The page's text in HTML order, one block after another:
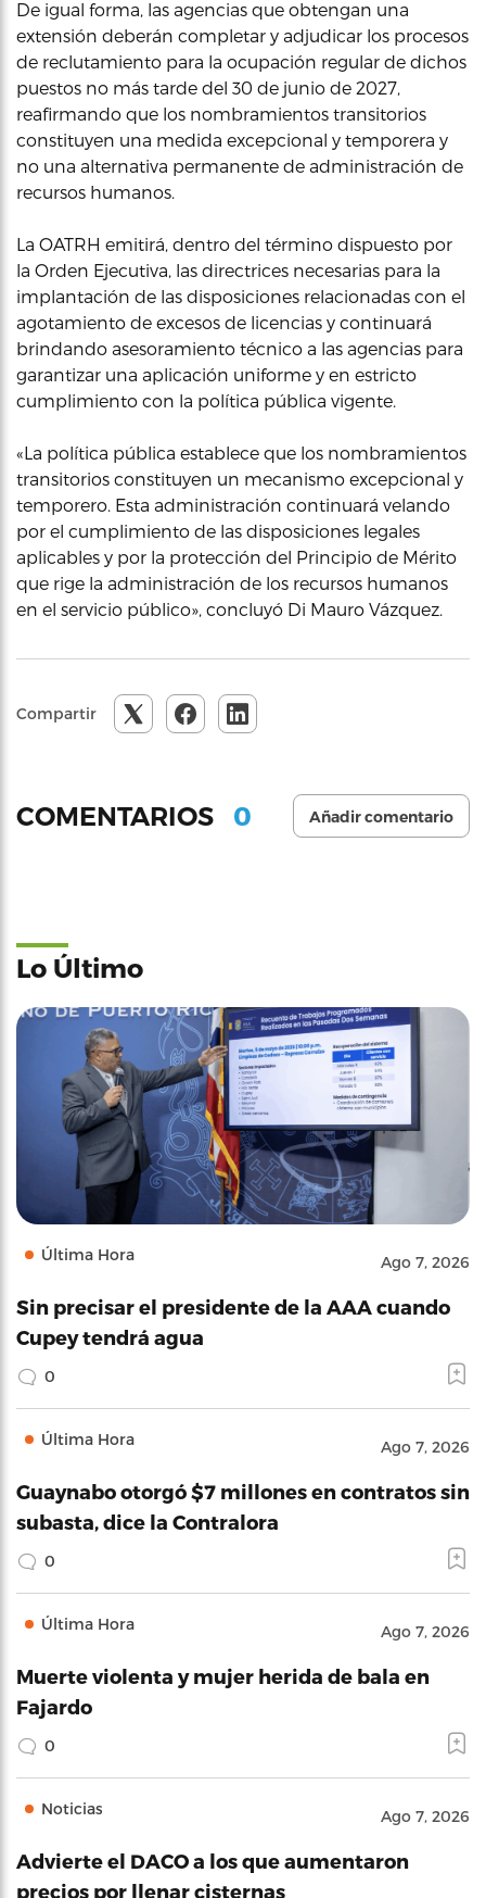
De igual forma, las agencias que obtengan una
extensión deberán completar y adjudicar los procesos
de reclutamiento para la ocupación regular de dichos
puestos no más tarde del 30 de junio de 2027,
reafirmando que los nombramientos transitorios
constituyen una medida excepcional y temporera y
no una alternativa permanente de administración de
recursos humanos.
La OATRH emitirá, dentro del término dispuesto por
la Orden Ejecutiva, las directrices necesarias para la
implantación de las disposiciones relacionadas con el
agotamiento de excesos de licencias y continuará
brindando asesoramiento técnico a las agencias para
garantizar una aplicación uniforme y en estricto
cumplimiento con la política pública vigente.
«La política pública establece que los nombramientos
transitorios constituyen un mecanismo excepcional y
temporero. Esta administración continuará velando
por el cumplimiento de las disposiciones legales
aplicables y por la protección del Principio de Mérito
que rige la administración de los recursos humanos
en el servicio público», concluyó Di Mauro Vázquez.
Compartir
COMENTARIOS 0 Añadir comentario
Lo Último
Última Hora Ago 7, 2026
Sin precisar el presidente de la AAA cuando
Cupey tendrá agua
0
Última Hora Ago 7, 2026
Guaynabo otorgó $7 millones en contratos sin
subasta, dice la Contralora
0
Última Hora Ago 7, 2026
Muerte violenta y mujer herida de bala en
Fajardo
0
Noticias Ago 7, 2026
Advierte el DACO a los que aumentaron
precios por llenar cisternas